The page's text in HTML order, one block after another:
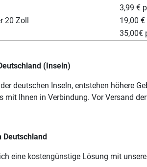
3,99 €
20 Zoll
19,00 €
35,00€
(Inseln)
deutschen Inseln, entstehen höhere
mit Ihnen in Verbindung. Vor Versand
Deutschland
eine kostengünstige Lösung mit